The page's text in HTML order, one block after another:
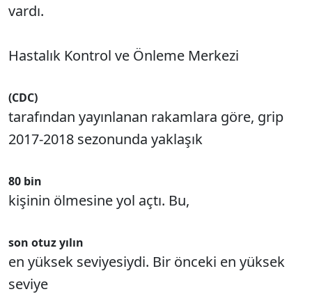
vardı.
Hastalık Kontrol ve Önleme Merkezi
(CDC)
tarafından yayınlanan rakamlara göre, grip
2017-2018 sezonunda yaklaşık
80 bin
kişinin ölmesine yol açtı. Bu,
son otuz yılın
en yüksek seviyesiydi. Bir önceki en yüksek
seviye